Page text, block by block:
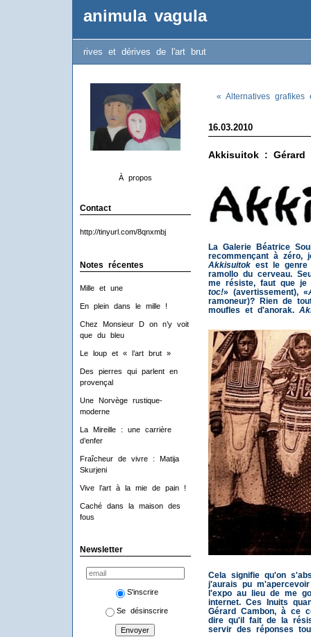
animula vagula
rives et dérives de l'art brut
À propos
Contact
http://tinyurl.com/8qnxmbj
Notes récentes
Mille et une
En plein dans le mille !
Chez Monsieur D on n’y voit
que du bleu
Le loup et « l’art brut »
Des pierres qui parlent en
provençal
Une Norvège rustique-
moderne
La Mireille : une carrière
d’enfer
Fraîcheur de vivre : Matija
Skurjeni
Vive l’art à la mie de pain !
Caché dans la maison des
fous
Newsletter
S'inscrire
Se désinscrire
« Alternatives grafikes
16.03.2010
Akkisuitok : Gérard
La Galerie Béatrice
recommençant à zéro,
Akkisuitokest le genre
ramollo du cerveau.
me résiste, faut que
toc!» (avertissement), «
ramoneur)? Rien de
moufles et d'anorak.
Cela signifie qu'on
j'aurais pu
l'expo au lieu de me
internet. Ces Inuits
Gérard Cambon, à ce
dire qu'il fait de la
servir des réponses